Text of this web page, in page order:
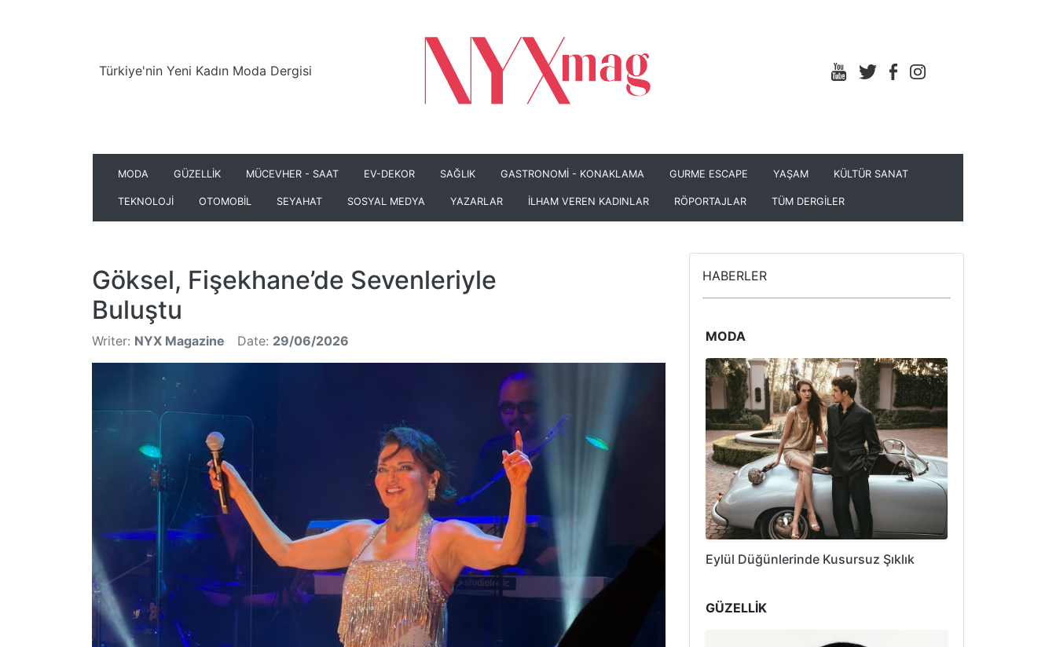
Türkiye'nin Yeni Kadın Moda Dergisi
MODA GÜZELLİK MÜCEVHER - SAAT EV-DEKOR SAĞLIK GASTRONOMİ - KONAKLAMA GURME ESCAPE YAŞAM KÜLTÜR SANAT
TEKNOLOJİ OTOMOBİL SEYAHAT SOSYAL MEDYA YAZARLAR İLHAM VEREN KADINLAR RÖPORTAJLAR TÜM DERGİLER
Göksel, Fişekhane’de Sevenleriyle
Buluştu
Writer: NYX Magazine Date: 29/06/2026
HABERLER
MODA
Eylül Düğünlerinde Kusursuz Şıklık
GÜZELLİK